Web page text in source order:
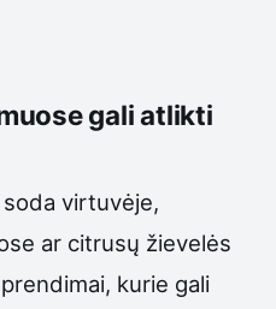
gali atlikti
virtuvėje,
ar citrusų žievelės
kurie gali